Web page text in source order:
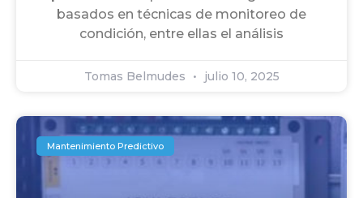
basados en técnicas de monitoreo de
condición, entre ellas el análisis
Tomas Belmudes julio 10, 2025
Mantenimiento Predictivo